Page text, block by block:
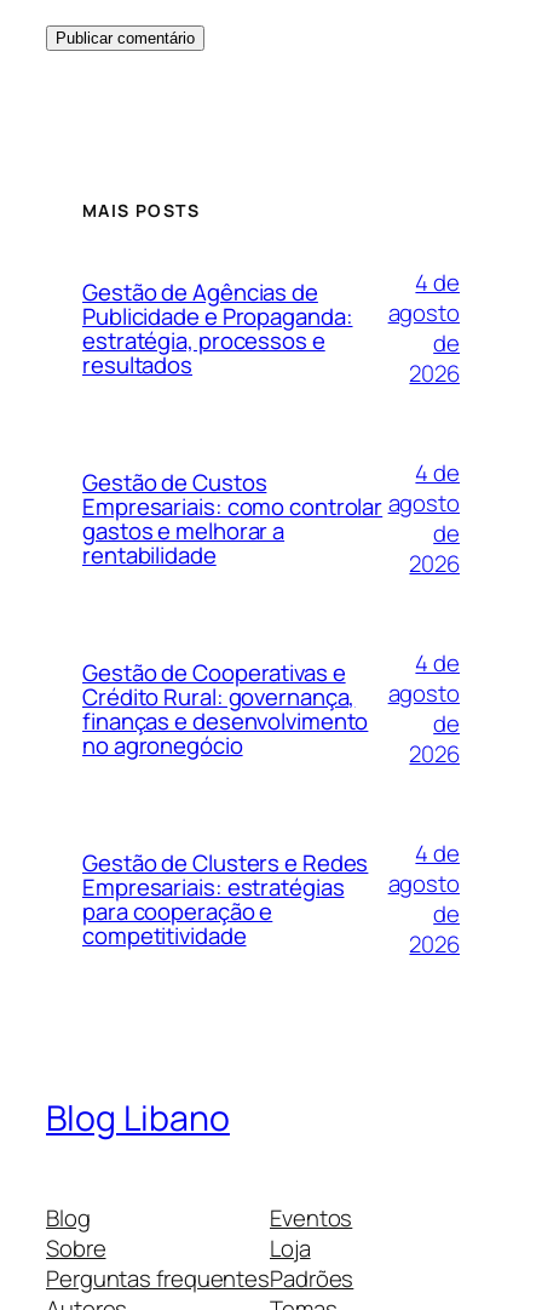
MAIS POSTS
Gestão de Agências de
Publicidade e Propaganda:
estratégia, processos e
resultados
4 de
agosto
de
2026
Gestão de Custos
Empresariais: como controlar
gastos e melhorar a
rentabilidade
4 de
agosto
de
2026
Gestão de Cooperativas e
Crédito Rural: governança,
finanças e desenvolvimento
no agronegócio
4 de
agosto
de
2026
Gestão de Clusters e Redes
Empresariais: estratégias
para cooperação e
competitividade
4 de
agosto
de
2026
Blog Libano
Blog
Sobre
Perguntas frequentes
Eventos
Loja
Padrões